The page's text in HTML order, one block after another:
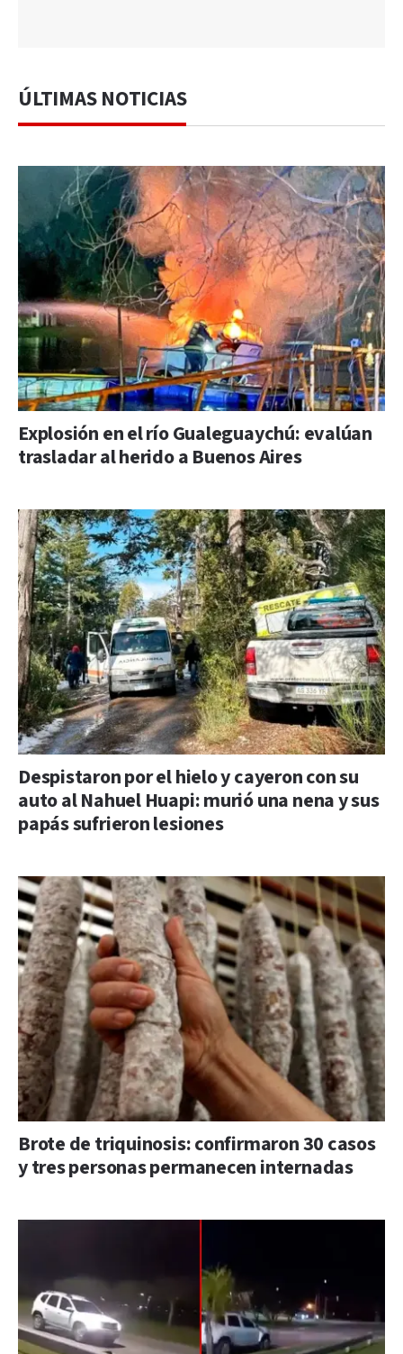
ÚLTIMAS NOTICIAS
Explosión en el río Gualeguaychú: evalúan
trasladar al herido a Buenos Aires
Despistaron por el hielo y cayeron con su
auto al Nahuel Huapi: murió una nena y sus
papás sufrieron lesiones
Brote de triquinosis: confirmaron 30 casos
y tres personas permanecen internadas